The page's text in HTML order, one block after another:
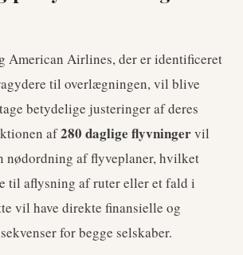
American Airlines, der er identificeret
til overlægningen, vil blive
betydelige justeringer af deres
af280 daglige flyvningervil
nødordning af flyveplaner, hvilket
til aflysning af ruter eller et fald i
vil have direkte finansielle og
for begge selskaber.